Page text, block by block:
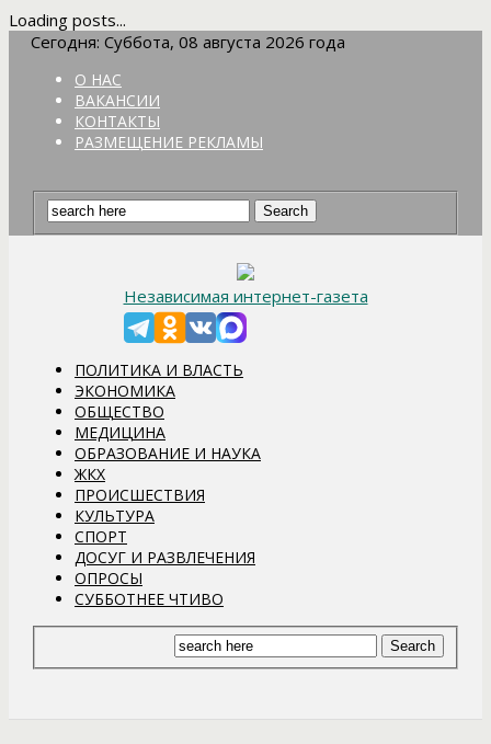
Loading posts...
Сегодня: Суббота, 08 августа 2026 года
О НАС
ВАКАНСИИ
КОНТАКТЫ
РАЗМЕЩЕНИЕ РЕКЛАМЫ
Независимая интернет-газета
ПОЛИТИКА И ВЛАСТЬ
ЭКОНОМИКА
ОБЩЕСТВО
МЕДИЦИНА
ОБРАЗОВАНИЕ И НАУКА
ЖКХ
ПРОИСШЕСТВИЯ
КУЛЬТУРА
СПОРТ
ДОСУГ И РАЗВЛЕЧЕНИЯ
ОПРОСЫ
СУББОТНЕЕ ЧТИВО